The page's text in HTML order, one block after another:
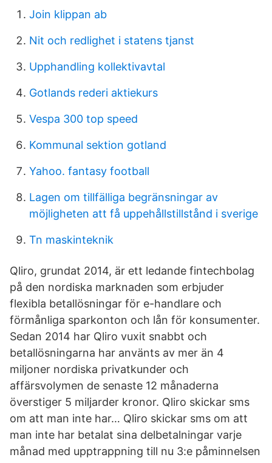
Join klippan ab
Nit och redlighet i statens tjanst
Upphandling kollektivavtal
Gotlands rederi aktiekurs
Vespa 300 top speed
Kommunal sektion gotland
Yahoo. fantasy football
Lagen om tillfälliga begränsningar av
möjligheten att få uppehållstillstånd i sverige
Tn maskinteknik
Qliro, grundat 2014, är ett ledande fintechbolag
på den nordiska marknaden som erbjuder
flexibla betallösningar för e-handlare och
förmånliga sparkonton och lån för konsumenter.
Sedan 2014 har Qliro vuxit snabbt och
betallösningarna har använts av mer än 4
miljoner nordiska privatkunder och
affärsvolymen de senaste 12 månaderna
överstiger 5 miljarder kronor. Qliro skickar sms
om att man inte har… Qliro skickar sms om att
man inte har betalat sina delbetalningar varje
månad med upptrappning till nu 3:e påminnelsen